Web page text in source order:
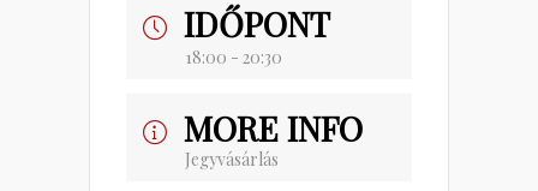
IDŐPONT
18:00 - 20:30
MORE INFO
Jegyvásárlás